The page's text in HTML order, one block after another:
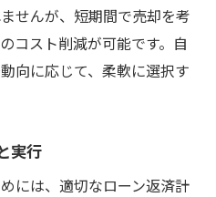
のローンの役割
資産形成に与える影響
ためのローン再利用法
な不動産購入のポイン
せんが、短期間で売却を考
コスト削減が可能です。自
向に応じて、柔軟に選択す
実行
には、適切なローン返済計